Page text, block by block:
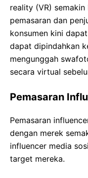
reality (VR)
pemasaran dan
konsumen kini
dapat dipindahkan
mengunggah
secara virtual
Pemasaran
Pemasaran
dengan merek
influencer media
target mereka.